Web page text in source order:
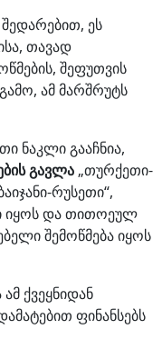
ეს
თავად
შეფუთვის
ამ მარშრუტს
ნაკლი გააჩნია,
გავლა „თურქეთი-
რუსეთი“,
იყოს და თითოეულ
შემოწმება იყოს
ქვეყნიდან
ფინანსებს